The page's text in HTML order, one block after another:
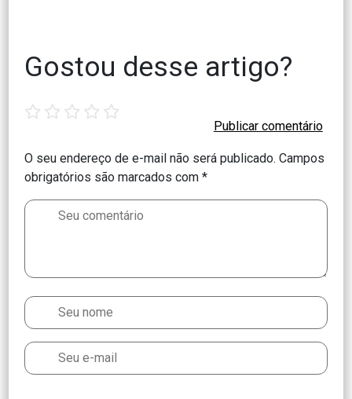
Gostou desse artigo?
O seu endereço de e-mail não será publicado. Campos
obrigatórios são marcados com*
star stars stars stars stars